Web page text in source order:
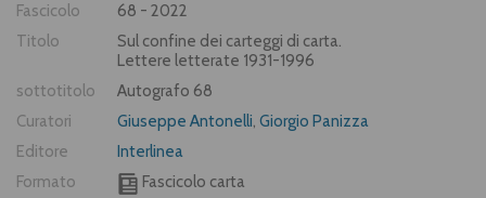
Fascicolo
68 - 2022
Titolo
Sul confine dei carteggi di carta.
Lettere letterate 1931-1996
sottotitolo
Autografo 68
Curatori
Giuseppe Antonelli, Giorgio Panizza
Editore
Interlinea
Formato
Fascicolo carta